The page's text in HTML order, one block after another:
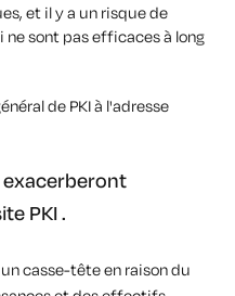
et il y a un risque de
sont pas efficaces à long
de PKI à l'adresse
exacerberont
PKI .
casse-tête en raison du